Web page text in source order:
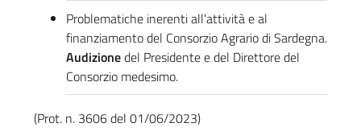
Problematiche inerenti all'attività e al
finanziamento del Consorzio Agrario di Sardegna.
Audizionedel Presidente e del Direttore del
Consorzio medesimo.
(Prot. n. 3606 del 01/06/2023)